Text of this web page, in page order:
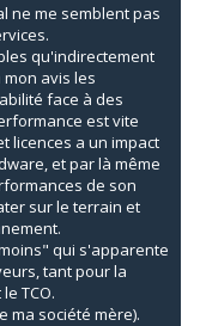
ne me semblent pas
qu'indirectement
avis les
face à des
est vite
licences a un impact
et par là même
de son
sur le terrain et
qui s'apparente
tant pour la
TCO.
ma société mère).